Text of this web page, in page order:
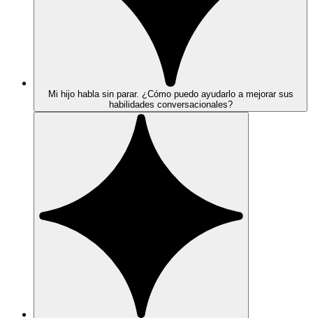
Mi hijo habla sin parar. ¿Cómo puedo ayudarlo a mejorar sus
habilidades conversacionales?